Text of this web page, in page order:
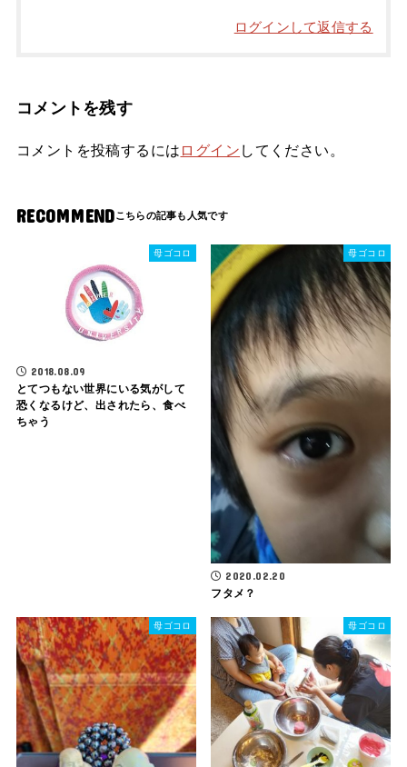
ログインして返信する
コメントを残す
コメントを投稿するには ログイン してください。
RECOMMEND
母ゴコロ
2018.08.09
とてつもない世界にいる気がして
恐くなるけど、出されたら、食べ
ちゃう
母ゴコロ
2020.02.20
フタメ？
母ゴコロ 母ゴコロ